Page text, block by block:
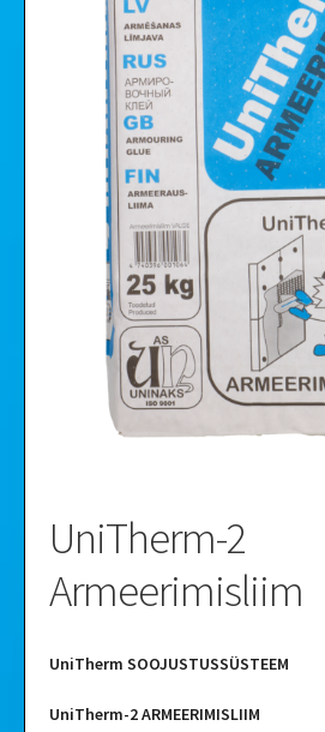
UniTherm-2
Armeerimisliim
UniTherm SOOJUSTUSSÜSTEEM
UniTherm-2 ARMEERIMISLIIM